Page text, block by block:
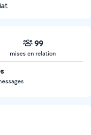
99
mises en relation